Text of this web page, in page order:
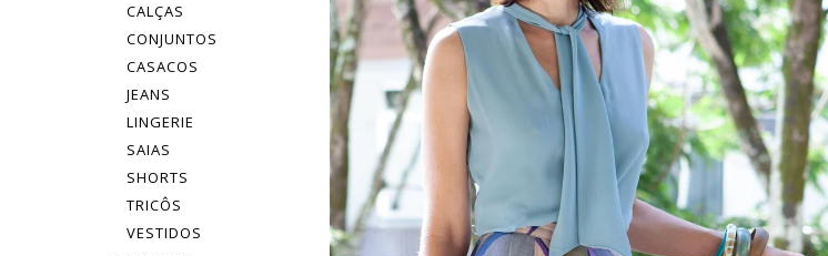
CALÇAS
CONJUNTOS
CASACOS
JEANS
LINGERIE
SAIAS
SHORTS
TRICÔS
VESTIDOS